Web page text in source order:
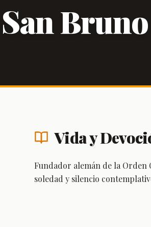
San
Vida y
Fundador alemán de la Orden
soledad y silencio